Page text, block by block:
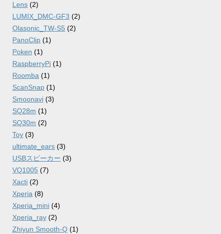
Lens (2)
LUMIX_DMC-GF3 (2)
Olasonic_TW-S5 (2)
PanoClip (1)
Poken (1)
RaspberryPi (1)
Roomba (1)
ScanSnap (1)
Smoonavi (3)
SQ28m (1)
SQ30m (2)
Toy (3)
ultimate_ears (3)
USBスピーカー (3)
VQ1005 (7)
Xacti (2)
Xperia (8)
Xperia_mini (4)
Xperia_ray (2)
Zhiyun Smooth-Q (1)